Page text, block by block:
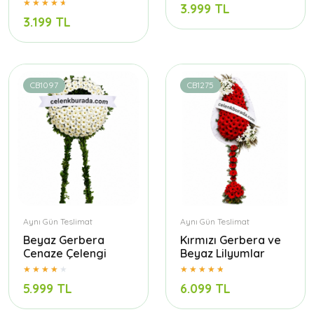
3.199 TL
3.999 TL
CB1097
Aynı Gün Teslimat
Beyaz Gerbera
Cenaze Çelengi
5.999 TL
CB1275
Aynı Gün Teslimat
Kırmızı Gerbera ve
Beyaz Lilyumlar
6.099 TL